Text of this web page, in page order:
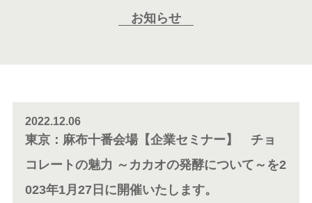
お知らせ
2022.12.06
東京：麻布十番会場【企業セミナー】 チョ
コレートの魅力 ～カカオの発酵について～を2
023年1月27日に開催いたします。